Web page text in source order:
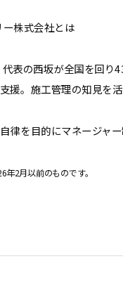
株式会社とは
表の西坂が全国を回り
援。施工管理の知見を
律を目的にマネージャ
2月以前のものです。